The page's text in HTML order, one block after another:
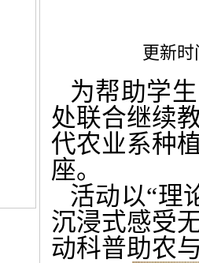
更新时
为帮助学
处联合继续
代农业系种
座。
活动以“理
沉浸式感受
动科普助农